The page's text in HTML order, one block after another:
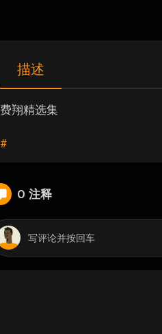
描述
费翔精选集
#
0 注释